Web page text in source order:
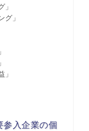
」
入企業の個